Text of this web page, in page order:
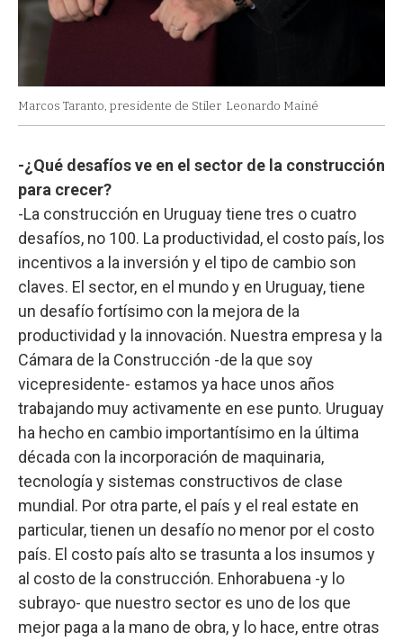
Marcos Taranto, presidente de Stiler Leonardo Mainé
-¿Qué desafíos ve en el sector de la construcción
para crecer?
-La construcción en Uruguay tiene tres o cuatro
desafíos, no 100. La productividad, el costo país, los
incentivos a la inversión y el tipo de cambio son
claves. El sector, en el mundo y en Uruguay, tiene
un desafío fortísimo con la mejora de la
productividad y la innovación. Nuestra empresa y la
Cámara de la Construcción -de la que soy
vicepresidente- estamos ya hace unos años
trabajando muy activamente en ese punto. Uruguay
ha hecho en cambio importantísimo en la última
década con la incorporación de maquinaria,
tecnología y sistemas constructivos de clase
mundial. Por otra parte, el país y el real estate en
particular, tienen un desafío no menor por el costo
país. El costo país alto se trasunta a los insumos y
al costo de la construcción. Enhorabuena -y lo
subrayo- que nuestro sector es uno de los que
mejor paga a la mano de obra, y lo hace, entre otras